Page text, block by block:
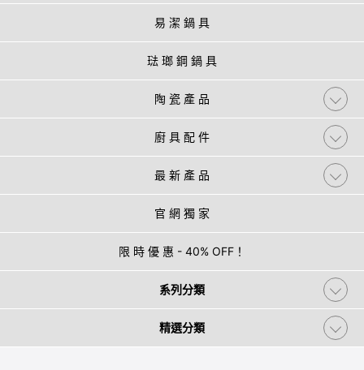
易 潔 鍋 具
琺 瑯 鋼 鍋 具
陶 瓷 產 品
廚 具 配 件
最 新 產 品
官 網 獨 家
限 時 優 惠 - 40% OFF！
系列分類
精選分類